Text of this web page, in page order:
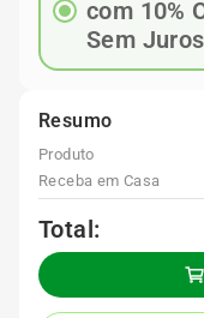
Resumo
Produto
Receba em Casa
Total: